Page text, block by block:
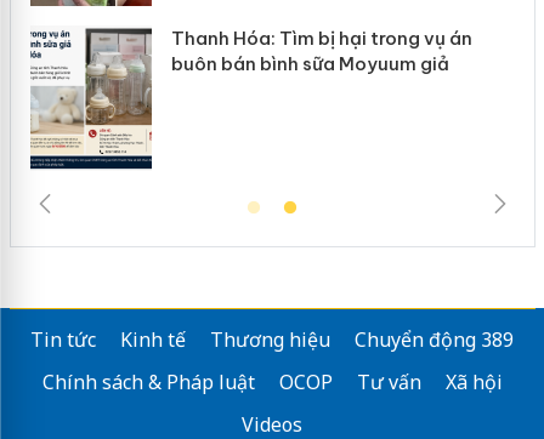
bị hại trong vụ án
Moyuum giả
Hưng Yên: Xử lý 6 hộ
hàng giả mạo nhãn
Tin tức Kinh tế Thương hiệu
Chuyển động 389
Chính sách & Pháp luật
OCOP Tư vấn
Xã hội
Videos